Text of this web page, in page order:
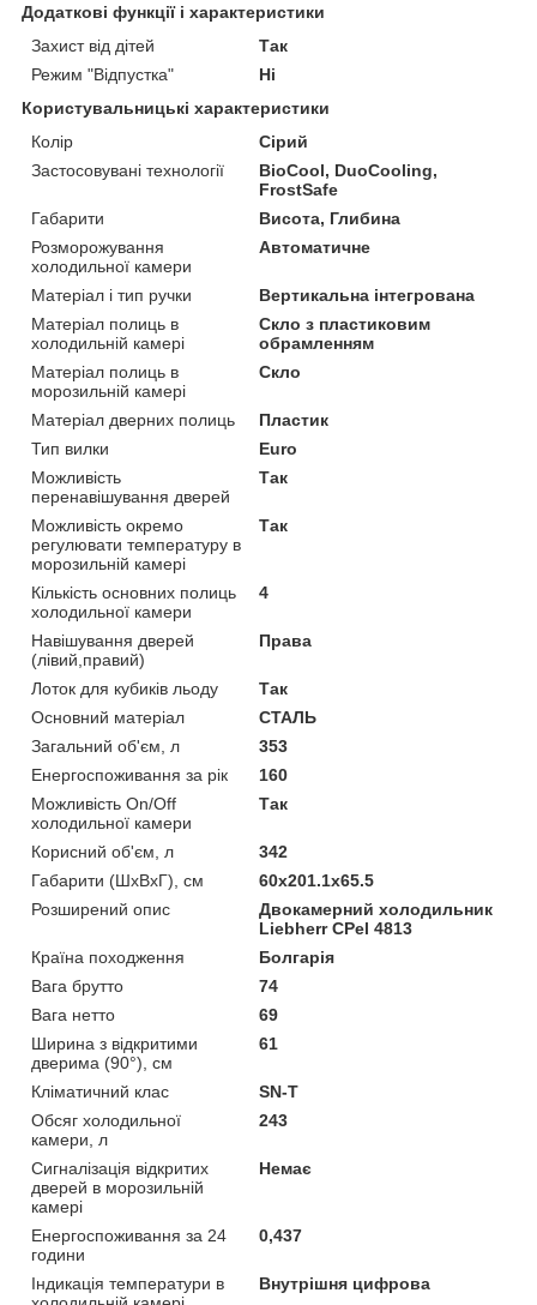
Додаткові функції і характеристики
Захист від дітей
Так
Режим "Відпустка"
Ні
Користувальницькі характеристики
Колір
Сірий
Застосовувані технології
BioCool, DuoCooling,
FrostSafe
Габарити
Висота, Глибина
Розморожування
холодильної камери
Автоматичне
Матеріал і тип ручки
Вертикальна інтегрована
Матеріал полиць в
холодильній камері
Скло з пластиковим
обрамленням
Матеріал полиць в
морозильній камері
Скло
Матеріал дверних полиць
Пластик
Тип вилки
Euro
Можливість
перенавішування дверей
Так
Можливість окремо
регулювати температуру в
морозильній камері
Так
Кількість основних полиць
холодильної камери
4
Навішування дверей
(лівий,правий)
Права
Лоток для кубиків льоду
Так
Основний матеріал
СТАЛЬ
Загальний об'єм, л
353
Енергоспоживання за рік
160
Можливість On/Off
холодильної камери
Так
Корисний об'єм, л
342
Габарити (ШхВхГ), см
60x201.1x65.5
Розширений опис
Двокамерний холодильник
Liebherr CPel 4813
Країна походження
Болгарія
Вага брутто
74
Вага нетто
69
Ширина з відкритими
дверима (90°), см
61
Кліматичний клас
SN-T
Обсяг холодильної
камери, л
243
Сигналізація відкритих
дверей в морозильній
камері
Немає
Енергоспоживання за 24
години
0,437
Індикація температури в
Внутрішня цифрова